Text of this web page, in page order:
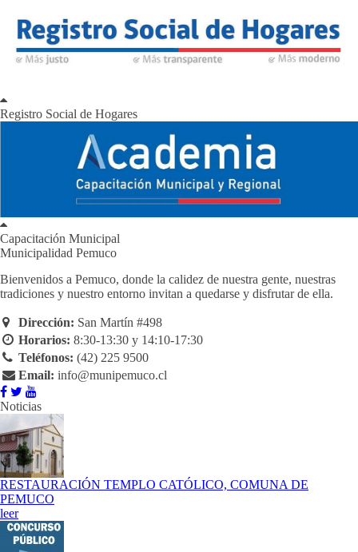
Registro Social de Hogares
Capacitación Municipal
Municipalidad Pemuco
Bienvenidos a Pemuco, donde la calidez de nuestra gente, nuestras
tradiciones y nuestro entorno invitan a quedarse y disfrutar de ella.
Dirección: San Martín #498
Horarios: 8:30-13:30 y 14:10-17:30
Teléfonos: (42) 225 9500
Email: info@munipemuco.cl
Noticias
RESTAURACIÓN TEMPLO CATÓLICO, COMUNA DE
PEMUCO
leer